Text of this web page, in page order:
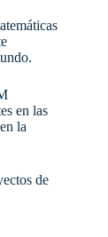
en las
la
de